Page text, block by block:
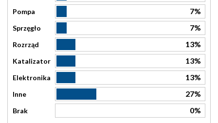
Pompa 7%
Sprzęgło 7%
Rozrząd 13%
Katalizator 13%
Elektronika 13%
Inne 27%
Brak 0%